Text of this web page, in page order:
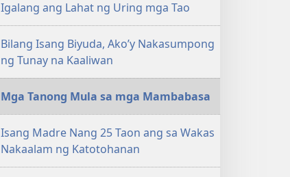
Igalang ang Lahat ng Uring mga Tao
Bilang Isang Biyuda, Ako’y Nakasumpong
ng Tunay na Kaaliwan
Mga Tanong Mula sa mga Mambabasa
Isang Madre Nang 25 Taon ang sa Wakas
Nakaalam ng Katotohanan